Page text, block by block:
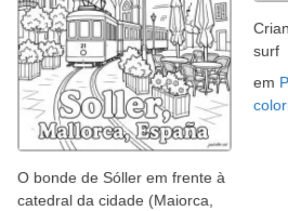
O bonde de Sóller em frente à
catedral da cidade (Maiorca,
surf
em